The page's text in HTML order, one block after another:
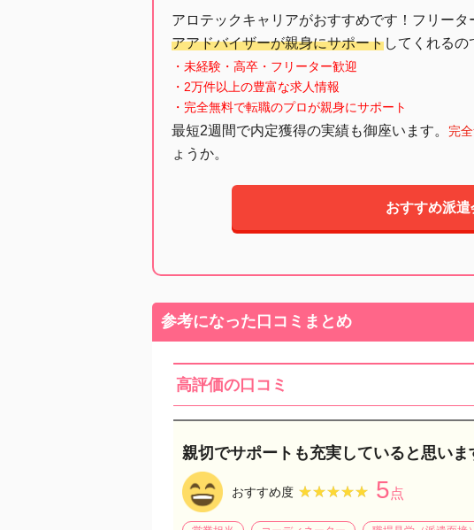
アロテックキャリアがおすすめです！フリータ
アアドバイザーが親身にサポートしてくれるの
・未経験・高卒・フリーター歓迎
・2万件以上の豊富な求人情報
・完全無料で転職のプロが親身にサポート
最短2週間で内定獲得の実績も御座います。 完
ょうか。
おすすめ派
参考になった口コミまとめ
高評価の口コミ
親切でサポートも充実していると思いま
おすすめ度 ★★★★★
★★★★★ 5点